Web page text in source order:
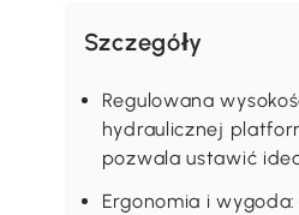
Szczegóły
Regulowana
hydraulicznej
pozwala ustawić
Ergonomia i